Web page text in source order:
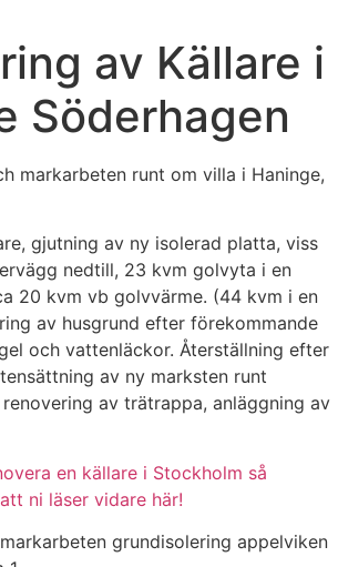
av Källare i
Söderhagen
markarbeten runt om villa i Haninge,
gjutning av ny isolerad platta, viss
nedtill, 23 kvm golvyta i en
20 kvm vb golvvärme. (44 kvm i en
av husgrund efter förekommande
och vattenläckor. Återställning efter
av ny marksten runt
av trätrappa, anläggning av
en källare i Stockholm så
ni läser vidare här!